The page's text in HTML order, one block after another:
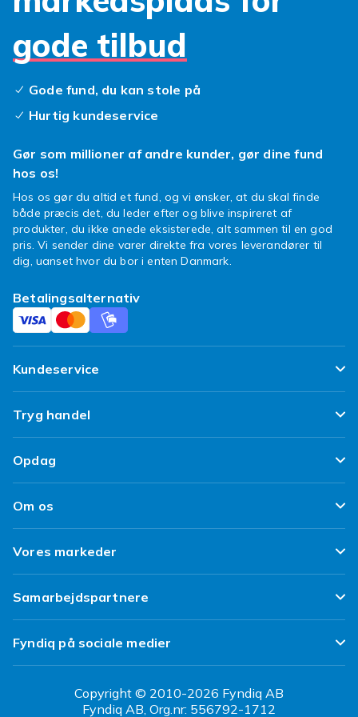
Fra hærdet glas til tynde plastikfilm er der i
smag. Og det bedste af det? De er både
overkommelige i pris og nemme at påføre!
Så hvorfor vente? Udforsk vores brede udvalg
af skærmbeskyttere til Huawei P10 Lite og
Gør et kup og shop her i dag for at give din
smartphone den pleje, den fortjener. Beskyt
din skærm og shop nu!
gode tilbud
Gode fund, du kan stole på
Hurtig kundeservice
Gør som millioner af andre kunder, gør dine fund
hos os!
Hos os gør du altid et fund, og vi ønsker, at du skal finde
både præcis det, du leder efter og blive inspireret af
produkter, du ikke anede eksisterede, alt sammen til en god
pris. Vi sender dine varer direkte fra vores leverandører til
dig, uanset hvor du bor i enten Danmark.
Betalingsalternativ
Kundeservice
Ofte stillede spørgsmål
Spor min pakke
Levering
Fortryd & returner her
Tryg handel
Tilfredshedsgaranti
Kundeanmeldelser
Brukt/ Refurbished
Opdag
Top 100 fund
Design dit eget tøj
Om os
Klimaarbejde
Job hos Fyndiq
Tilgængelighed
Transparensrapport
Vores markeder
Fyndiq Sverige
Fyndiq Finland
Fyndiq Norge
CDON Danmark
Samarbejdspartnere
Partner Help Center
Regler og kvalitet
Fyndiq på sociale medier
Copyright © 2010-2026 Fyndiq AB
Fyndiq AB, Org.nr: 556792-1712